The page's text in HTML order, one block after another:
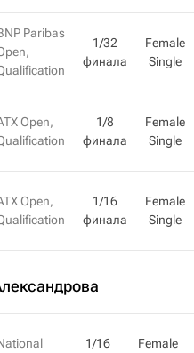
Paribas
1/32
финала
Female
Single
Open,
1/8
финала
Female
Single
Open,
1/16
финала
Female
Single
1/16
Female